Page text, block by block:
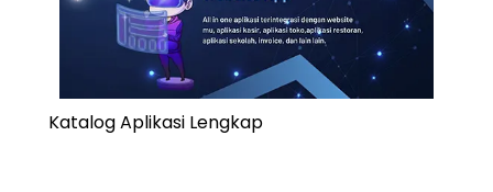
Katalog Aplikasi Lengkap